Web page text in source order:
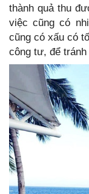
thành quả thu
việc cũng có
cũng có xấu có
công tư, để